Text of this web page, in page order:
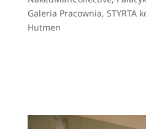
Galeria Pracownia, STYRTA
Hutmen